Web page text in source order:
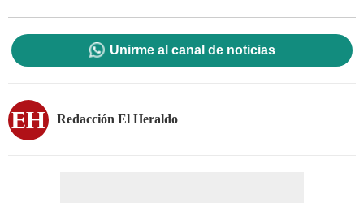
Unirme al canal de noticias
Redacción El Heraldo